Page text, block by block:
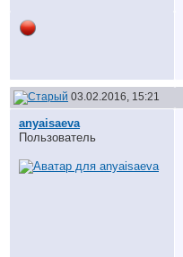
03.02.2016, 15:21
anyaisaeva
Пользователь